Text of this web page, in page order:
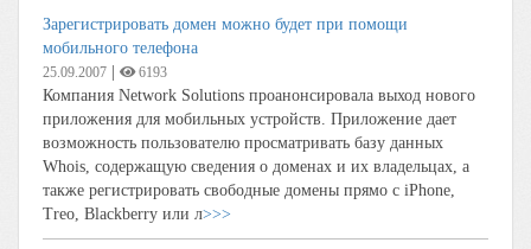
Зарегистрировать домен можно будет при помощи
мобильного телефона
25.09.2007 6193
Компания Network Solutions проанонсировала выход нового
приложения для мобильных устройств. Приложение дает
возможность пользователю просматривать базу данных
Whois, содержащую сведения о доменах и их владельцах, а
также регистрировать свободные домены прямо с iPhone,
Treo, Blackberry или л>>>